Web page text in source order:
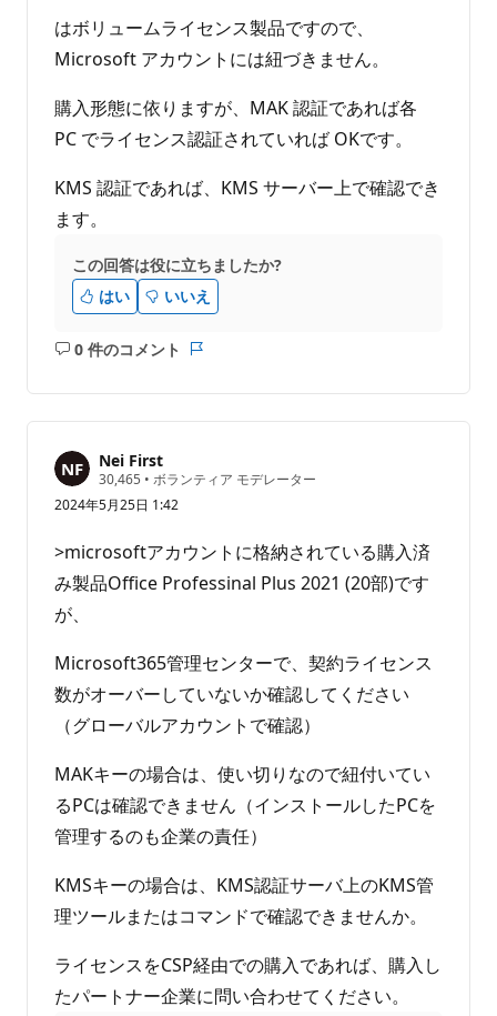
はボリュームライセンス製品ですので、
Microsoft アカウントには紐づきません。
購入形態に依りますが、MAK 認証であれば各
PC でライセンス認証されていれば OKです。
KMS 認証であれば、KMS サーバー上で確認でき
ます。
この回答は役に立ちましたか?
はい
いいえ
0 件のコメント
コ
ト
は
あ
り
せ
ト
Nei First
30,465 評
価
の
イ
ン
ト
• ボランティア モデレーター
2024年5月25日 1:42
>microsoftアカウントに格納されている購入済
み製品Office Professinal Plus 2021 (20部)です
が、
Microsoft365管理センターで、契約ライセンス
数がオーバーしていないか確認してください
（グローバルアカウントで確認）
MAKキーの場合は、使い切りなので紐付いてい
るPCは確認できません（インストールしたPCを
管理するのも企業の責任）
KMSキーの場合は、KMS認証サーバ上のKMS管
理ツールまたはコマンドで確認できませんか。
ライセンスをCSP経由での購入であれば、購入し
たパートナー企業に問い合わせてください。